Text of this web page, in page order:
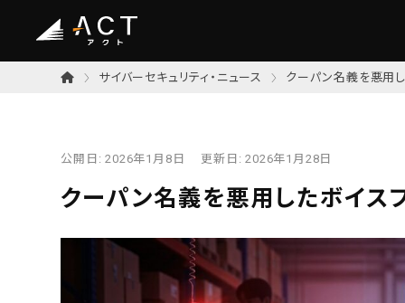
サイバーセキュリティ・ニュース クーパン名義を悪用
公開日:2026年1月8日 更新日:2026年1月28日
クーパン名義を悪用したボイス